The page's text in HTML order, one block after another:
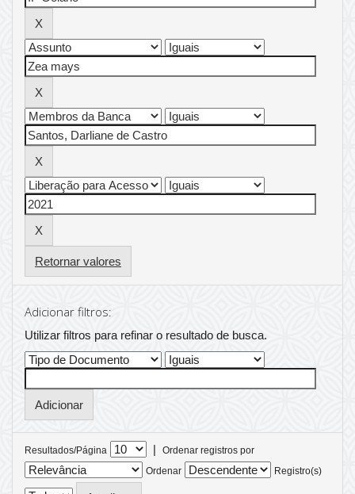
Retornar valores
Adicionar filtros:
Utilizar filtros para refinar o resultado de busca.
Resultados/Página |
Ordenar registros por
Ordenar
Registro(s)